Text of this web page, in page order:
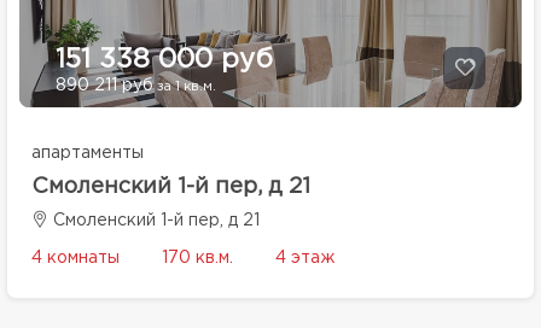
151 338 000 руб
890 211 рубза 1 кв.м.
апартаменты
Смоленский 1-й пер, д 21
Смоленский 1-й пер, д 21
4 комнаты 170 кв.м. 4 этаж